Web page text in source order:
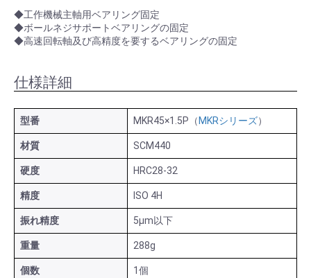
◆工作機械主軸用ベアリング固定
◆ボールネジサポートベアリングの固定
◆高速回転軸及び高精度を要するベアリングの固定
仕様詳細
型番 MKR45×1.5P（ MKRシリーズ）
材質 SCM440
硬度 HRC28-32
精度 ISO 4H
振れ精度 5μm以下
重量 288g
個数 1個